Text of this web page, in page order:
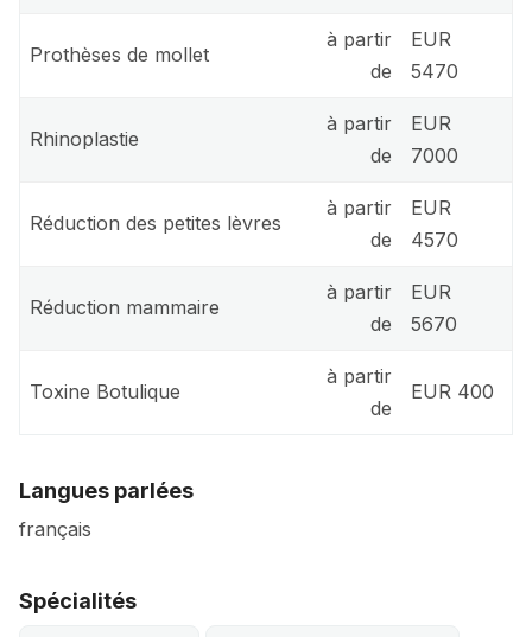
Prothèses de mollet
à partir
de
EUR
5470
Rhinoplastie
à partir
de
EUR
7000
Réduction des petites lèvres
à partir
de
EUR
4570
Réduction mammaire
à partir
de
EUR
5670
Toxine Botulique
à partir
de
EUR 400
Langues parlées
français
Spécialités